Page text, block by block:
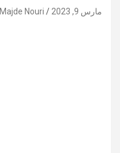
مارس 9, 2023 Majde Nouri